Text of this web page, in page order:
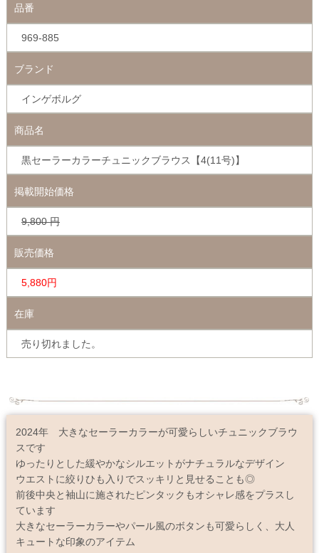
品番
969-885
ブランド
インゲボルグ
商品名
黒セーラーカラーチュニックブラウス【4(11号)】
掲載開始価格
9,800 円
販売価格
5,880円
在庫
売り切れました。
2024年 大きなセーラーカラーが可愛らしいチュニックブラウ
スです
ゆったりとした緩やかなシルエットがナチュラルなデザイン
ウエストに絞りひも入りでスッキリと見せることも◎
前後中央と袖山に施されたピンタックもオシャレ感をプラスし
ています
大きなセーラーカラーやパール風のボタンも可愛らしく、大人
キュートな印象のアイテム